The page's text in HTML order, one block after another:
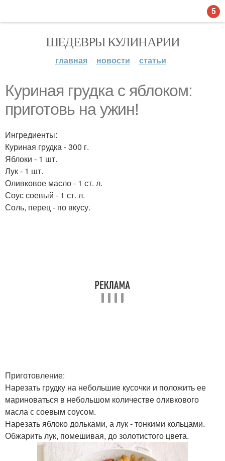
ШЕДЕВРЫ КУЛИНАРИИ
главная новости статьи
Куриная грудка с яблоком:
приготовь на ужин!
Ингредиенты:
Куриная грудка - 300 г.
Яблоки - 1 шт.
Лук - 1 шт.
Оливковое масло - 1 ст. л.
Соус соевый - 1 ст. л.
Соль, перец - по вкусу.
Приготовление:
Нарезать грудку на небольшие кусочки и положить ее
мариноваться в небольшом количестве оливкового
масла с соевым соусом.
Нарезать яблоко дольками, а лук - тонкими кольцами.
Обжарить лук, помешивая, до золотистого цвета.
5